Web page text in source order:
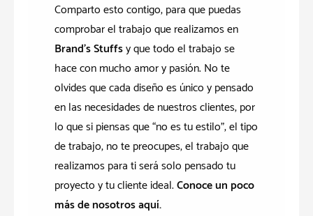
Comparto esto contigo, para que puedas
comprobar el trabajo que realizamos en
Brand’s Stuffsy que todo el trabajo se
hace con mucho amor y pasión. No te
olvides que cada diseño es único y pensado
en las necesidades de nuestros clientes, por
lo que si piensas que “no es tu estilo”, el tipo
de trabajo, no te preocupes, el trabajo que
realizamos para ti será solo pensado tu
proyecto y tu cliente ideal.Conoce un poco
más de nosotros aquí.